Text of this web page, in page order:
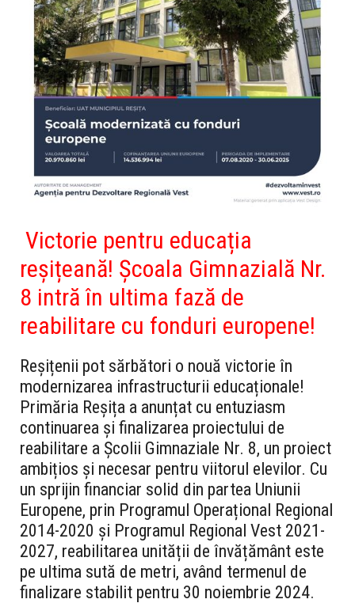
Victorie pentru educația
reșițeană! Școala Gimnazială Nr.
8 intră în ultima fază de
reabilitare cu fonduri europene!
Reșițenii pot sărbători o nouă victorie în
modernizarea infrastructurii educaționale!
Primăria Reșița a anunțat cu entuziasm
continuarea și finalizarea proiectului de
reabilitare a Școlii Gimnaziale Nr. 8, un proiect
ambițios și necesar pentru viitorul elevilor. Cu
un sprijin financiar solid din partea Uniunii
Europene, prin Programul Operațional Regional
2014-2020 și Programul Regional Vest 2021-
2027, reabilitarea unității de învățământ este
pe ultima sută de metri, având termenul de
finalizare stabilit pentru 30 noiembrie 2024.